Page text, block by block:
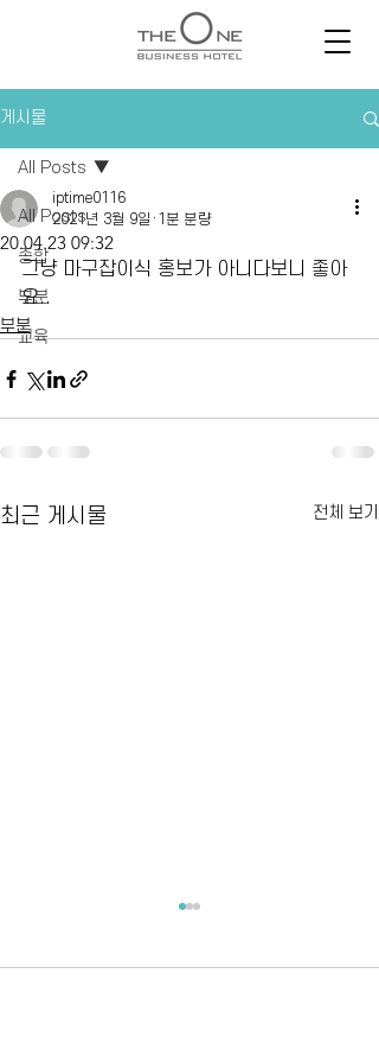
게시물
All Posts
종합
부분
교육
All Posts
20.04.23 09:32
iptime0116
2021년 3월 9일 1분 분량
그냥 마구잡이식 홍보가 아니다보니 좋아
요..
부분
최근 게시물 전체 보기
어리버리해서 많이 번거로웠을